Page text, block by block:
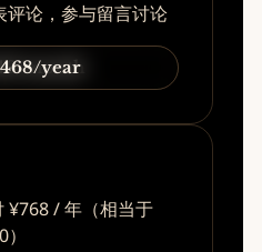
评论，参与留言讨论
month
year
¥768 / 年（相当于